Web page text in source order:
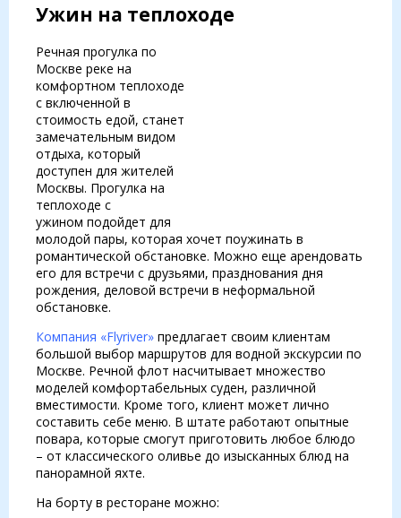
Ужин на теплоходе
Речная прогулка по
Москве реке на
комфортном теплоходе
с включенной в
стоимость едой, станет
замечательным видом
отдыха, который
доступен для жителей
Москвы. Прогулка на
теплоходе с
ужином подойдет для
молодой пары, которая хочет поужинать в
романтической обстановке. Можно еще арендовать
его для встречи с друзьями, празднования дня
рождения, деловой встречи в неформальной
обстановке.
Компания «Flyriver» предлагает своим клиентам
большой выбор маршрутов для водной экскурсии по
Москве. Речной флот насчитывает множество
моделей комфортабельных суден, различной
вместимости. Кроме того, клиент может лично
составить себе меню. В штате работают опытные
повара, которые смогут приготовить любое блюдо
– от классического оливье до изысканных блюд на
панорамной яхте.
На борту в ресторане можно: